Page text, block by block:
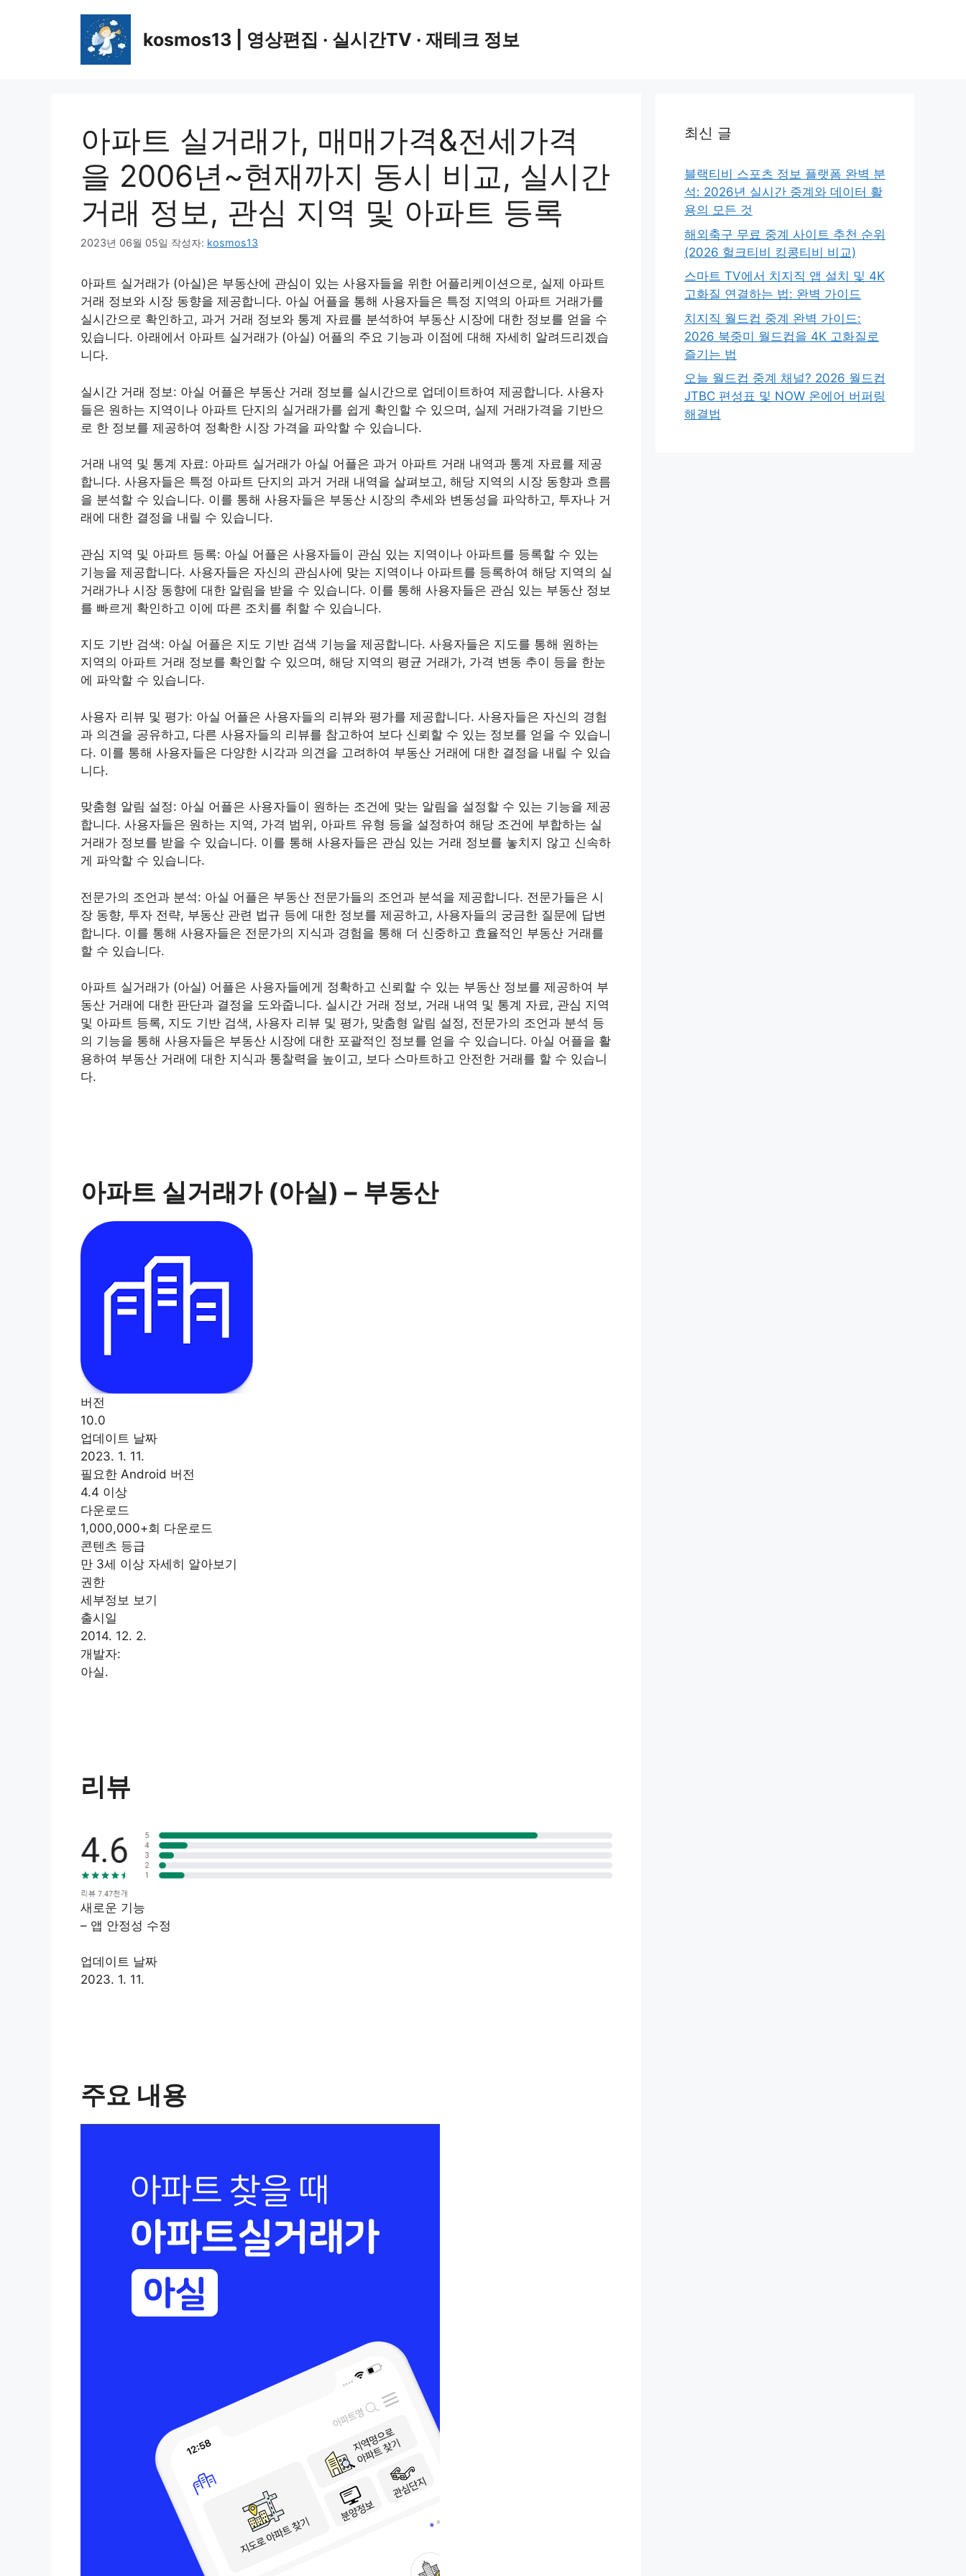
kosmos13 | 영상편집 · 실시간TV · 재테크 정보
아파트 실거래가, 매매가격&전세가격
을 2006년~현재까지 동시 비교, 실시간
거래 정보, 관심 지역 및 아파트 등록
2023년 06월 05일 작성자: kosmos13
아파트 실거래가 (아실)은 부동산에 관심이 있는 사용자들을 위한 어플리케이션으로, 실제 아파트
거래 정보와 시장 동향을 제공합니다. 아실 어플을 통해 사용자들은 특정 지역의 아파트 거래가를
실시간으로 확인하고, 과거 거래 정보와 통계 자료를 분석하여 부동산 시장에 대한 정보를 얻을 수
있습니다. 아래에서 아파트 실거래가 (아실) 어플의 주요 기능과 이점에 대해 자세히 알려드리겠습
니다.
실시간 거래 정보: 아실 어플은 부동산 거래 정보를 실시간으로 업데이트하여 제공합니다. 사용자
들은 원하는 지역이나 아파트 단지의 실거래가를 쉽게 확인할 수 있으며, 실제 거래가격을 기반으
로 한 정보를 제공하여 정확한 시장 가격을 파악할 수 있습니다.
거래 내역 및 통계 자료: 아파트 실거래가 아실 어플은 과거 아파트 거래 내역과 통계 자료를 제공
합니다. 사용자들은 특정 아파트 단지의 과거 거래 내역을 살펴보고, 해당 지역의 시장 동향과 흐름
을 분석할 수 있습니다. 이를 통해 사용자들은 부동산 시장의 추세와 변동성을 파악하고, 투자나 거
래에 대한 결정을 내릴 수 있습니다.
관심 지역 및 아파트 등록: 아실 어플은 사용자들이 관심 있는 지역이나 아파트를 등록할 수 있는
기능을 제공합니다. 사용자들은 자신의 관심사에 맞는 지역이나 아파트를 등록하여 해당 지역의 실
거래가나 시장 동향에 대한 알림을 받을 수 있습니다. 이를 통해 사용자들은 관심 있는 부동산 정보
를 빠르게 확인하고 이에 따른 조치를 취할 수 있습니다.
지도 기반 검색: 아실 어플은 지도 기반 검색 기능을 제공합니다. 사용자들은 지도를 통해 원하는
지역의 아파트 거래 정보를 확인할 수 있으며, 해당 지역의 평균 거래가, 가격 변동 추이 등을 한눈
에 파악할 수 있습니다.
사용자 리뷰 및 평가: 아실 어플은 사용자들의 리뷰와 평가를 제공합니다. 사용자들은 자신의 경험
과 의견을 공유하고, 다른 사용자들의 리뷰를 참고하여 보다 신뢰할 수 있는 정보를 얻을 수 있습니
다. 이를 통해 사용자들은 다양한 시각과 의견을 고려하여 부동산 거래에 대한 결정을 내릴 수 있습
니다.
맞춤형 알림 설정: 아실 어플은 사용자들이 원하는 조건에 맞는 알림을 설정할 수 있는 기능을 제공
합니다. 사용자들은 원하는 지역, 가격 범위, 아파트 유형 등을 설정하여 해당 조건에 부합하는 실
거래가 정보를 받을 수 있습니다. 이를 통해 사용자들은 관심 있는 거래 정보를 놓치지 않고 신속하
게 파악할 수 있습니다.
전문가의 조언과 분석: 아실 어플은 부동산 전문가들의 조언과 분석을 제공합니다. 전문가들은 시
장 동향, 투자 전략, 부동산 관련 법규 등에 대한 정보를 제공하고, 사용자들의 궁금한 질문에 답변
합니다. 이를 통해 사용자들은 전문가의 지식과 경험을 통해 더 신중하고 효율적인 부동산 거래를
할 수 있습니다.
아파트 실거래가 (아실) 어플은 사용자들에게 정확하고 신뢰할 수 있는 부동산 정보를 제공하여 부
동산 거래에 대한 판단과 결정을 도와줍니다. 실시간 거래 정보, 거래 내역 및 통계 자료, 관심 지역
및 아파트 등록, 지도 기반 검색, 사용자 리뷰 및 평가, 맞춤형 알림 설정, 전문가의 조언과 분석 등
의 기능을 통해 사용자들은 부동산 시장에 대한 포괄적인 정보를 얻을 수 있습니다. 아실 어플을 활
용하여 부동산 거래에 대한 지식과 통찰력을 높이고, 보다 스마트하고 안전한 거래를 할 수 있습니
다.
아파트 실거래가 (아실) – 부동산
버전
10.0
업데이트 날짜
2023. 1. 11.
필요한 Android 버전
4.4 이상
다운로드
1,000,000+회 다운로드
콘텐츠 등급
만 3세 이상 자세히 알아보기
권한
세부정보 보기
출시일
2014. 12. 2.
개발자:
아실.
리뷰
새로운 기능
– 앱 안정성 수정
업데이트 날짜
2023. 1. 11.
주요 내용
최신 글
블랙티비 스포츠 정보 플랫폼 완벽 분
석: 2026년 실시간 중계와 데이터 활
용의 모든 것
해외축구 무료 중계 사이트 추천 순위
(2026 헐크티비 킹콩티비 비교)
스마트 TV에서 치지직 앱 설치 및 4K
고화질 연결하는 법: 완벽 가이드
치지직 월드컵 중계 완벽 가이드:
2026 북중미 월드컵을 4K 고화질로
즐기는 법
오늘 월드컵 중계 채널? 2026 월드컵
JTBC 편성표 및 NOW 온에어 버퍼링
해결법